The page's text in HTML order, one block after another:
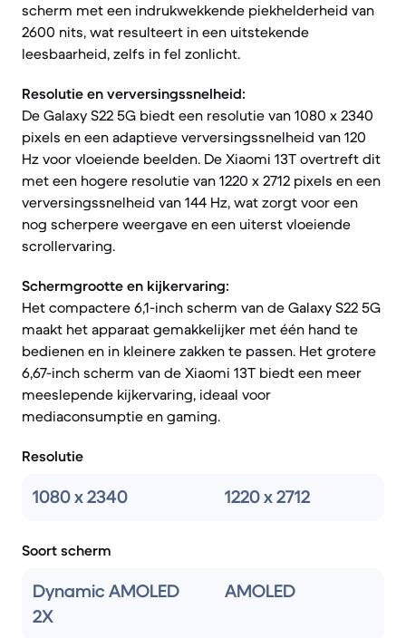
scherm met een indrukwekkende piekhelderheid van
2600 nits, wat resulteert in een uitstekende
leesbaarheid, zelfs in fel zonlicht.
Resolutie en verversingssnelheid:
De Galaxy S22 5G biedt een resolutie van 1080 x 2340
pixels en een adaptieve verversingssnelheid van 120
Hz voor vloeiende beelden. De Xiaomi 13T overtreft dit
met een hogere resolutie van 1220 x 2712 pixels en een
verversingssnelheid van 144 Hz, wat zorgt voor een
nog scherpere weergave en een uiterst vloeiende
scrollervaring.
Schermgrootte en kijkervaring:
Het compactere 6,1-inch scherm van de Galaxy S22 5G
maakt het apparaat gemakkelijker met één hand te
bedienen en in kleinere zakken te passen. Het grotere
6,67-inch scherm van de Xiaomi 13T biedt een meer
meeslepende kijkervaring, ideaal voor
mediaconsumptie en gaming.
Resolutie
1080 x 2340 1220 x 2712
Soort scherm
Dynamic AMOLED
2X
AMOLED